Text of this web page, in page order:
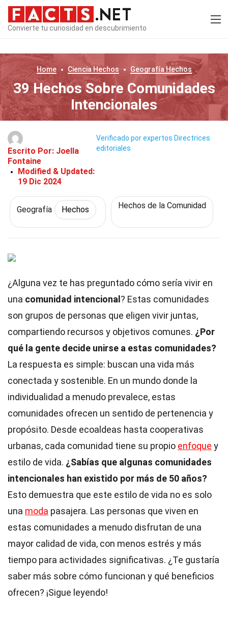
Convierte tu curiosidad en descubrimiento
Home Ciencia Hechos GeografíaHechos
39 Hechos Sobre Comunidades
Intencionales
Escrito Por: Joella
Fontaine
Modified & Updated:
19 Dic 2024
Verificado por expertos Directrices
editoriales
Geografía Hechos Hechos de la Comunidad
¿Alguna vez te has preguntado cómo sería vivir en
una comunidad intencional ? Estas comunidades
son grupos de personas que eligen vivir juntas,
compartiendo recursos y objetivos comunes. ¿Por
qué la gente decide unirse a estas comunidades?
La respuesta es simple: buscan una vida más
conectada y sostenible. En un mundo donde la
individualidad a menudo prevalece, estas
comunidades ofrecen un sentido de pertenencia y
propósito. Desde ecoaldeas hasta cooperativas
urbanas, cada comunidad tiene su propio enfoque y
estilo de vida. ¿Sabías que algunas comunidades
intencionales han existido por más de 50 años?
Esto demuestra que este estilo de vida no es solo
una moda pasajera. Las personas que viven en
estas comunidades a menudo disfrutan de una
mayor calidad de vida, con menos estrés y más
tiempo para actividades significativas. ¿Te gustaría
saber más sobre cómo funcionan y qué beneficios
ofrecen? ¡Sigue leyendo!